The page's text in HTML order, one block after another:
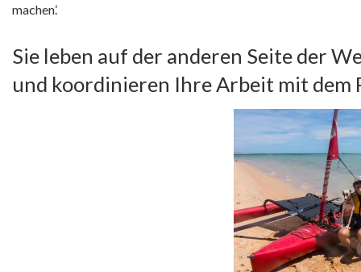
machen.‘
Sie leben auf der anderen Seite der
und koordinieren Ihre Arbeit mit dem